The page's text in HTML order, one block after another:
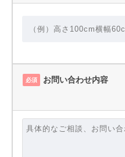
必須 お問い合わせ内容